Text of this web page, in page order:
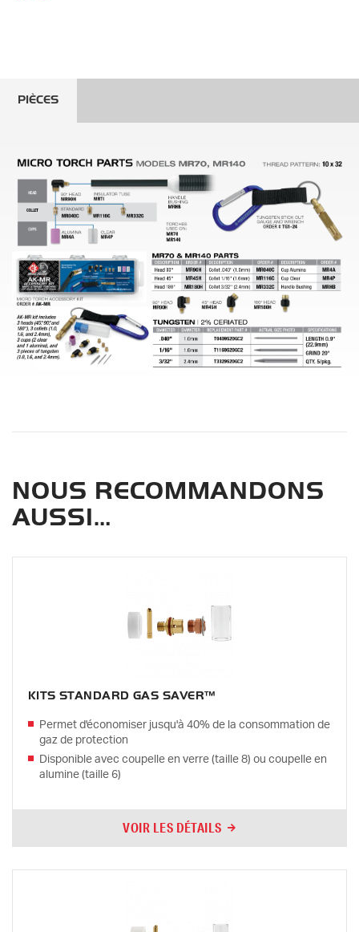
PIÈCES
NOUS RECOMMANDONS
AUSSI…
KITS STANDARD GAS SAVER™
Permet d'économiser jusqu'à 40% de la consommation de
gaz de protection
Disponible avec coupelle en verre (taille 8) ou coupelle en
alumine (taille 6)
VOIR LES DÉTAILS